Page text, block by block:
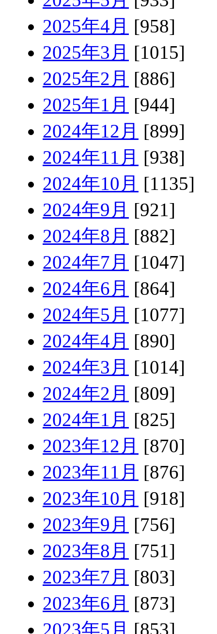
2025年4月 [958]
2025年3月 [1015]
2025年2月 [886]
2025年1月 [944]
2024年12月 [899]
2024年11月 [938]
2024年10月 [1135]
2024年9月 [921]
2024年8月 [882]
2024年7月 [1047]
2024年6月 [864]
2024年5月 [1077]
2024年4月 [890]
2024年3月 [1014]
2024年2月 [809]
2024年1月 [825]
2023年12月 [870]
2023年11月 [876]
2023年10月 [918]
2023年9月 [756]
2023年8月 [751]
2023年7月 [803]
2023年6月 [873]
2023年5月 [853]